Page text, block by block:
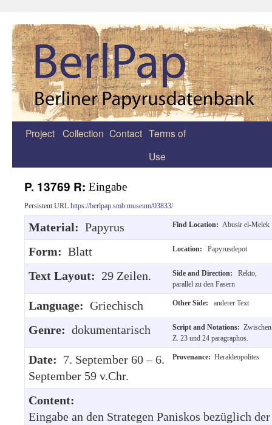
Zum
Project Collection Contact Terms of
Use
P. 13769 R: Eingabe
Persistent URL https://berlpap.smb.museum/03833/
Material: Papyrus Find Location: Abusir el-Melek
Form: Blatt Location: Papyrusdepot
Text Layout: 29 Zeilen. Side and Direction:
Rekto,
parallel zu den Fasern
Language: Griechisch Other Side: anderer Text
Genre: dokumentarisch Script and Notations: Zwischen
Z. 23 und 24 paragraphos.
Date: 7. September 60 – 6.
September 59 v.Chr.
Provenance: Herakleopolites
Content:
Eingabe an den Strategen Paniskos bezüglich der